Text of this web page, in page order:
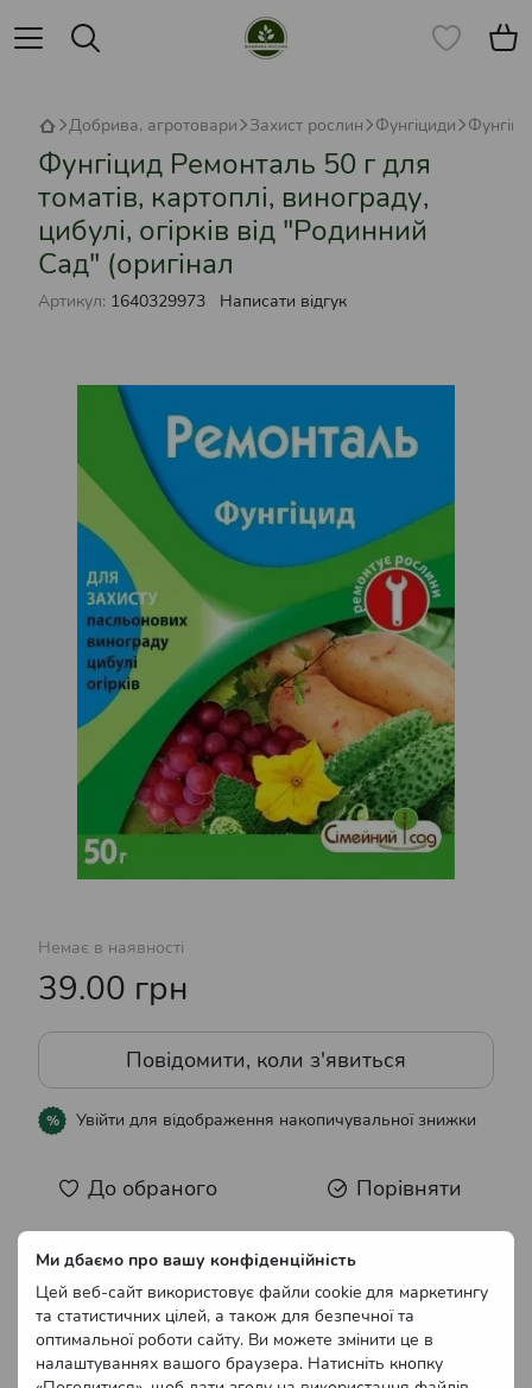
Ми дбаємо про вашу конфіденційність
Цей веб-сайт використовує файли cookie для маркетингу
та статистичних цілей, а також для безпечної та
оптимальної роботи сайту. Ви можете змінити це в
налаштуваннях вашого браузера. Натисніть кнопку
Добрива, агротовари Захист рослин Фунгіциди
Фунгіцид Ремонталь 50 г для
томатів, картоплі, винограду,
цибулі, огірків від "Родинний
Сад" (оригінал
Артикул: 1640329973 Написати відгук
Немає в наявності
39.00 грн
Повідомити, коли з'явиться
% Увійти для відображення накопичувальної знижки
До обраного Порівняти
Характеристики
Характер дії
пестициду
Суцільного